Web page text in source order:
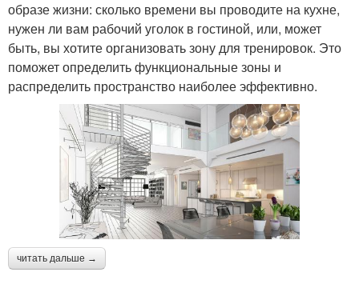
образе жизни: сколько времени вы проводите на кухне,
нужен ли вам рабочий уголок в гостиной, или, может
быть, вы хотите организовать зону для тренировок. Это
поможет определить функциональные зоны и
распределить пространство наиболее эффективно.
читать дальше →